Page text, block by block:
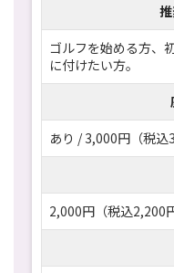
ゴルフを始める方、
に付けたい方。
あり / 3,000円（税込
2,000円（税込2,200円